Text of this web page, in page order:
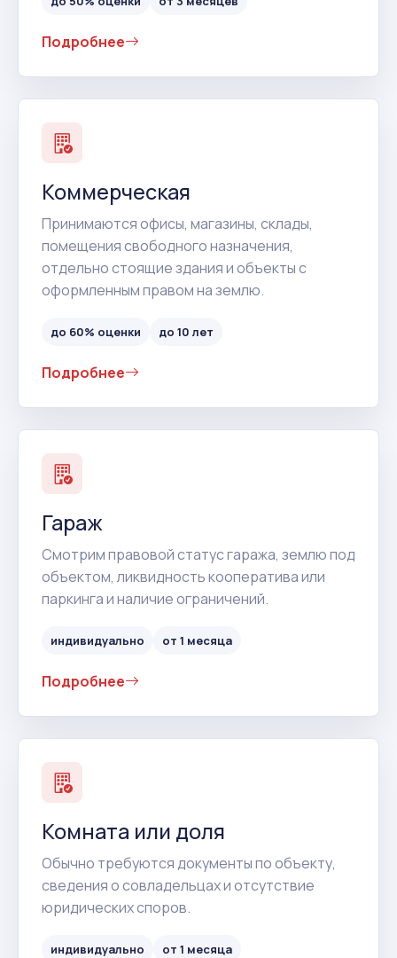
Подробнее
Коммерческая
Принимаются офисы, магазины, склады,
помещения свободного назначения,
отдельно стоящие здания и объекты с
оформленным правом на землю.
до 60% оценки до 10 лет
Подробнее
Гараж
Смотрим правовой статус гаража, землю под
объектом, ликвидность кооператива или
паркинга и наличие ограничений.
индивидуально от 1 месяца
Подробнее
Комната или доля
Обычно требуются документы по объекту,
сведения о совладельцах и отсутствие
юридических споров.
индивидуально от 1 месяца